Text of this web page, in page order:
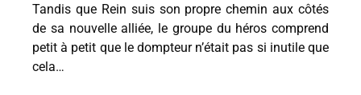
Tandis que Rein suis son propre chemin aux côtés
de sa nouvelle alliée, le groupe du héros comprend
petit à petit que le dompteur n’était pas si inutile que
cela…